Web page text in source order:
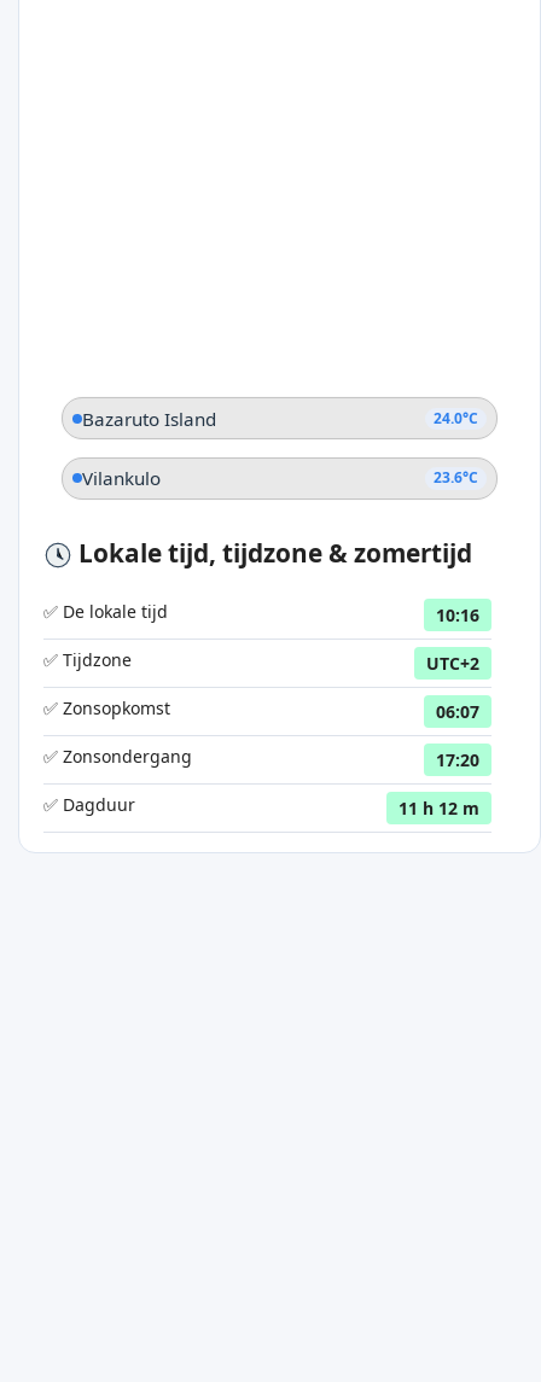
Bazaruto Island 24.0°C
Vilankulo 23.6°C
Lokale tijd, tijdzone & zomertijd
✅ De lokale tijd
10:16
✅ Tijdzone
UTC+2
✅ Zonsopkomst
06:07
✅ Zonsondergang
17:20
✅ Dagduur
11 h 12 m